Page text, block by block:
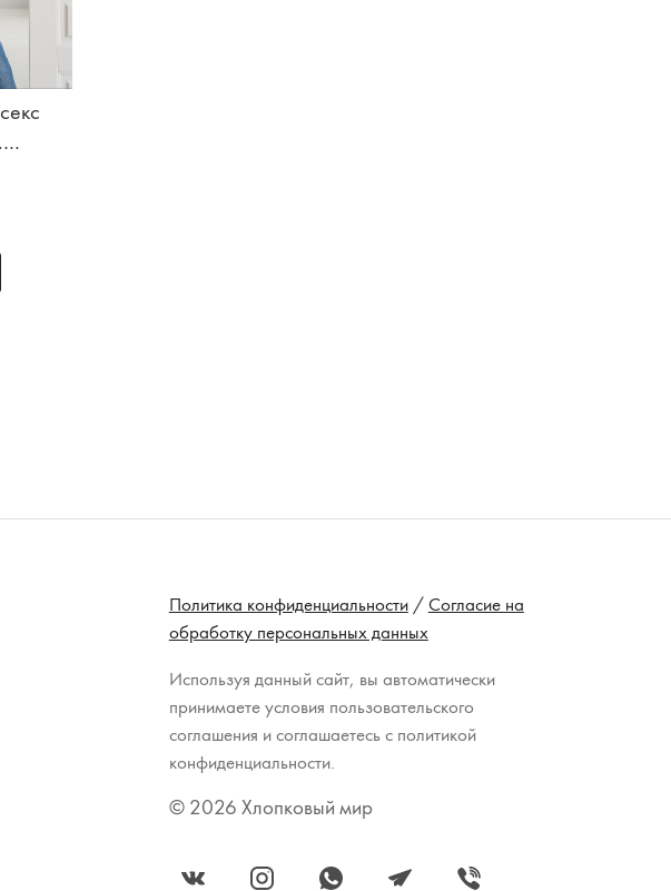
Политика конфиденциальности/Согласие на
обработку персональных данных
Используя данный сайт, вы автоматически
принимаете условия пользовательского
соглашения и соглашаетесь с политикой
конфиденциальности.
© 2026 Хлопковый мир